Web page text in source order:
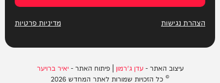
הצהרת נגישות מדיניות פרטיות
עיצוב האתר -עדן ג'רמון | פיתוח האתר -יאיר ברויער
© כל הזכויות שמורות לאתר המחדש 2026